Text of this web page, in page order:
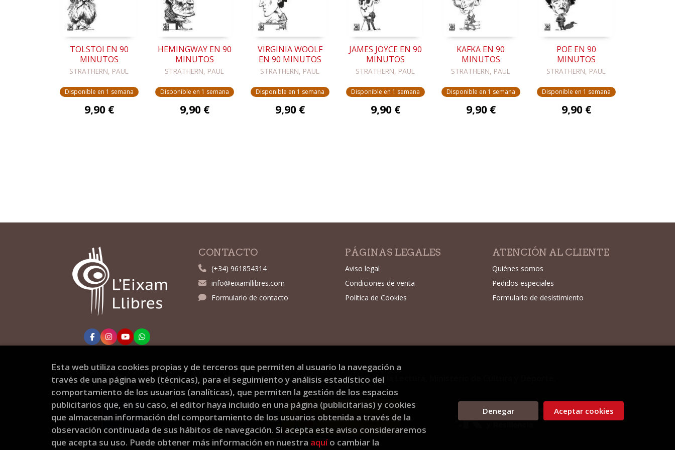
TOLSTOI EN 90
MINUTOS
STRATHERN, PAUL
Disponible en 1 semana
9,90 €
HEMINGWAY EN 90
MINUTOS
STRATHERN, PAUL
Disponible en 1 semana
9,90 €
VIRGINIA WOOLF
EN 90 MINUTOS
STRATHERN, PAUL
Disponible en 1 semana
9,90 €
JAMES JOYCE EN 90
MINUTOS
STRATHERN, PAUL
Disponible en 1 semana
9,90 €
KAFKA EN 90
MINUTOS
STRATHERN, PAUL
Disponible en 1 semana
9,90 €
POE EN 90
MINUTOS
STRATHERN, PAUL
Disponible en 1 semana
9,90 €
CONTACTO
(+34) 961854314
info@eixamllibres.com
Formulario de contacto
PÁGINAS LEGALES
Aviso legal
Condiciones de venta
Política de Cookies
ATENCIÓN AL CLIENTE
Quiénes somos
Pedidos especiales
Formulario de desistimiento
Proyecto financiado por la Dirección General del Libro y Fomento de la Lectura, Ministerio de Cultura y Deporte.
Esta web utiliza cookies propias y de terceros que permiten al usuario la navegación a
través de una página web (técnicas), para el seguimiento y análisis estadístico del
comportamiento de los usuarios (analíticas), que permiten la gestión de los espacios
publicitarios que, en su caso, el editor haya incluido en una página (publicitarias) y cookies
que almacenan información del comportamiento de los usuarios obtenida a través de la
observación continuada de sus hábitos de navegación. Si acepta este aviso consideraremos
que acepta su uso. Puede obtener más información en nuestra aquío cambiar la
Denegar Aceptar cookies